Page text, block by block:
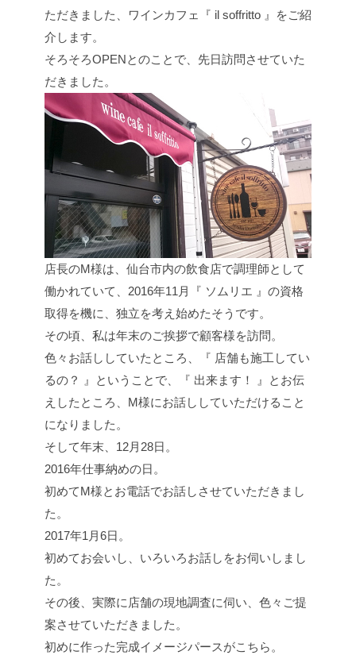
ただきました、ワインカフェ『 il soffritto 』をご紹
介します。
そろそろOPENとのことで、先日訪問させていた
だきました。
店長のM様は、仙台市内の飲食店で調理師として
働かれていて、2016年11月『 ソムリエ 』の資格
取得を機に、独立を考え始めたそうです。
その頃、私は年末のご挨拶で顧客様を訪問。
色々お話ししていたところ、『 店舗も施工してい
るの？ 』ということで、『 出来ます！ 』とお伝
えしたところ、M様にお話ししていただけること
になりました。
そして年末、12月28日。
2016年仕事納めの日。
初めてM様とお電話でお話しさせていただきまし
た。
2017年1月6日。
初めてお会いし、いろいろお話しをお伺いしまし
た。
その後、実際に店舗の現地調査に伺い、色々ご提
案させていただきました。
初めに作った完成イメージパースがこちら。